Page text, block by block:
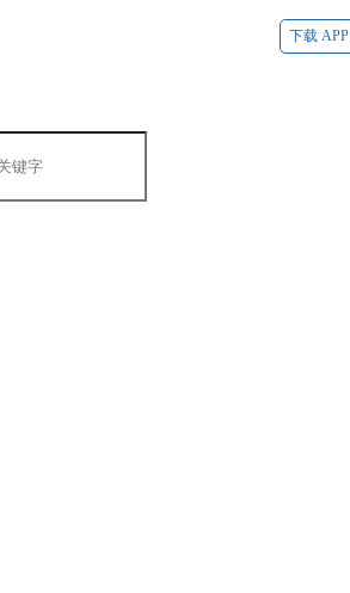
下载 APP